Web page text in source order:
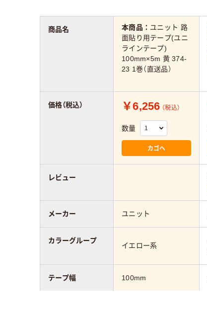
本商品： ユニット 路
面貼り用テープ(ユニ
ラインテープ)
100mm×5m 黄 374-
23 1巻（直送品）
￥6,256 （税込）
数量
カゴへ
ユニット
イエロー系
100mm
商品名
価格（税込）
レビュー
メーカー
カラーグループ
テープ幅